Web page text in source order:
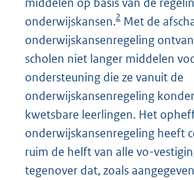
onderwijskansen.2 Met de
onderwijskansenregeling
scholen niet langer middelen
ondersteuning die ze vanuit de
onderwijskansenregeling
kwetsbare leerlingen. Het
onderwijskansenregeling heeft
ruim de helft van alle vo-
tegenover dat, zoals